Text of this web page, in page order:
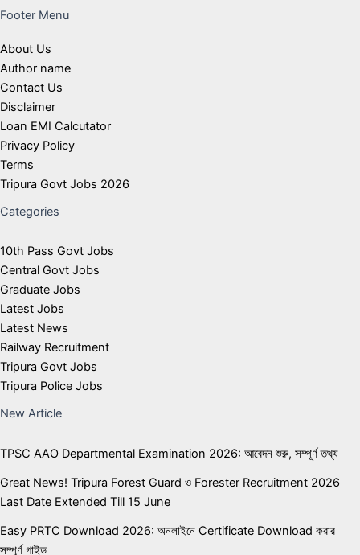
Footer Menu
About Us
Author name
Contact Us
Disclaimer
Loan EMI Calcutator
Privacy Policy
Terms
Tripura Govt Jobs 2026
Categories
10th Pass Govt Jobs
Central Govt Jobs
Graduate Jobs
Latest Jobs
Latest News
Railway Recruitment
Tripura Govt Jobs
Tripura Police Jobs
New Article
TPSC AAO Departmental Examination 2026: আবেদন শুরু, সম্পূর্ণ তথ্য
Great News! Tripura Forest Guard ও Forester Recruitment 2026
Last Date Extended Till 15 June
Easy PRTC Download 2026: অনলাইনে Certificate Download করার
সম্পূর্ণ গাইড